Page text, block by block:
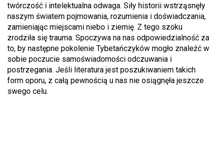
twórczość i intelektualna odwaga. Siły historii wstrząsnęły
naszym światem pojmowania, rozumienia i doświadczania,
zamieniając miejscami niebo i ziemię. Z tego szoku
zrodziła się trauma. Spoczywa na nas odpowiedzialność za
to, by następne pokolenie Tybetańczyków mogło znaleźć w
sobie poczucie samoświadomości odczuwania i
postrzegania. Jeśli literatura jest poszukiwaniem takich
form oporu, z całą pewnością u nas nie osiągnęła jeszcze
swego celu.